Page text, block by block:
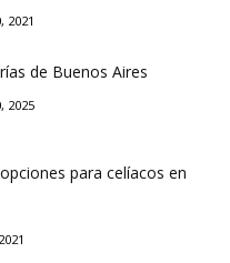
2021
de Buenos Aires
2025
para celíacos en